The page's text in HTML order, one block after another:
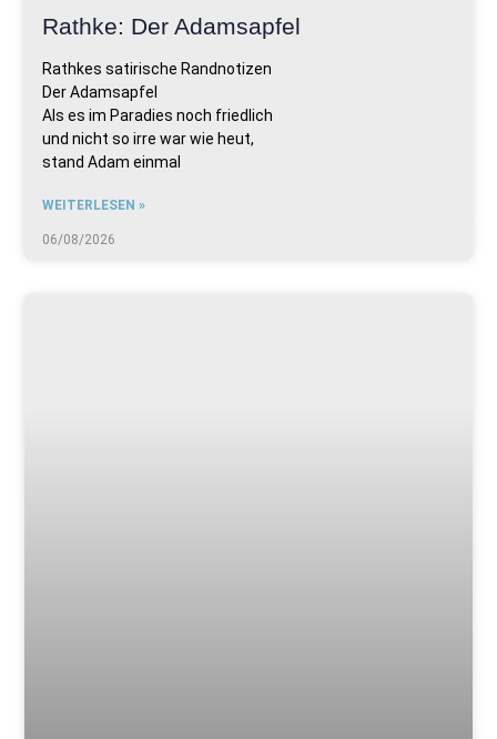
Rathke: Der Adamsapfel
Rathkes satirische Randnotizen
Der Adamsapfel
Als es im Paradies noch friedlich
und nicht so irre war wie heut,
stand Adam einmal
WEITERLESEN »
06/08/2026